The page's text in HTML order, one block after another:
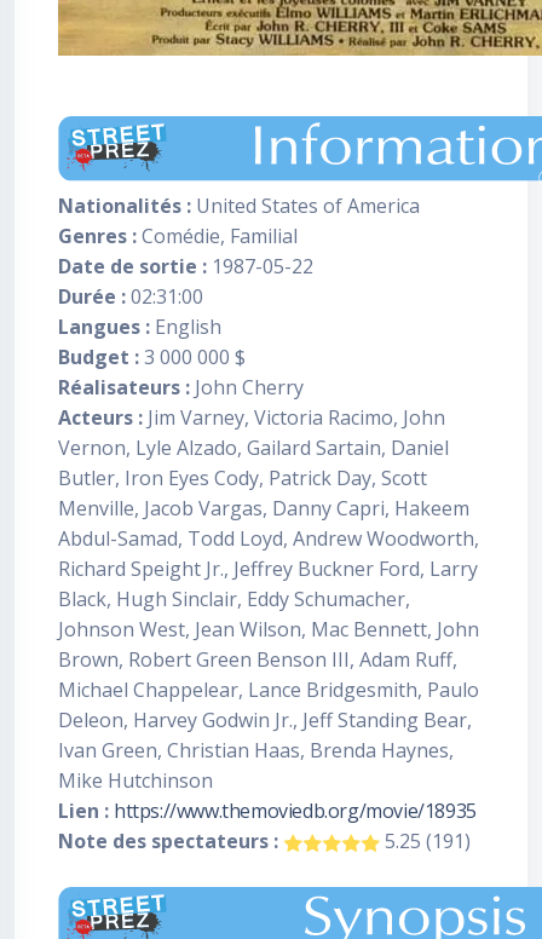
Nationalités : United States of America
Genres :Comédie, Familial
Date de sortie : 1987-05-22
Durée :02:31:00
Langues : English
Budget :3 000 000 $
Réalisateurs : John Cherry
Acteurs : Jim Varney, Victoria Racimo, John
Vernon, Lyle Alzado, Gailard Sartain, Daniel
Butler, Iron Eyes Cody, Patrick Day, Scott
Menville, Jacob Vargas, Danny Capri, Hakeem
Abdul-Samad, Todd Loyd, Andrew Woodworth,
Richard Speight Jr., Jeffrey Buckner Ford, Larry
Black, Hugh Sinclair, Eddy Schumacher,
Johnson West, Jean Wilson, Mac Bennett, John
Brown, Robert Green Benson III, Adam Ruff,
Michael Chappelear, Lance Bridgesmith, Paulo
Deleon, Harvey Godwin Jr., Jeff Standing Bear,
Ivan Green, Christian Haas, Brenda Haynes,
Mike Hutchinson
Lien : https://www.themoviedb.org/movie/18935
Note des spectateurs :
5.25 (191)